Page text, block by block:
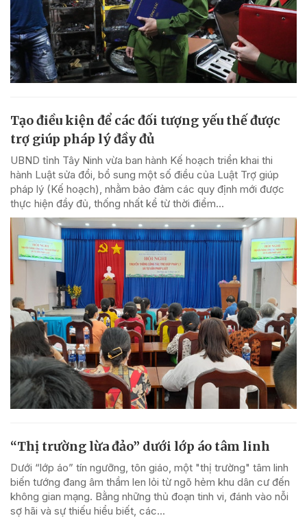
Tạo điều kiện để các đối tượng yếu thế được
trợ giúp pháp lý đầy đủ
UBND tỉnh Tây Ninh vừa ban hành Kế hoạch triển khai thi
hành Luật sửa đổi, bổ sung một số điều của Luật Trợ giúp
pháp lý (Kế hoạch), nhằm bảo đảm các quy định mới được
thực hiện đầy đủ, thống nhất kể từ thời điểm...
“Thị trường lừa đảo” dưới lớp áo tâm linh
Dưới “lớp áo” tín ngưỡng, tôn giáo, một "thị trường" tâm linh
biến tướng đang âm thầm len lỏi từ ngõ hẻm khu dân cư đến
không gian mạng. Bằng những thủ đoạn tinh vi, đánh vào nỗi
sợ hãi và sự thiếu hiểu biết, các...